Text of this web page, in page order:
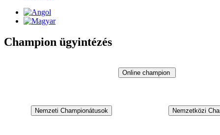
Champion ügyintézés